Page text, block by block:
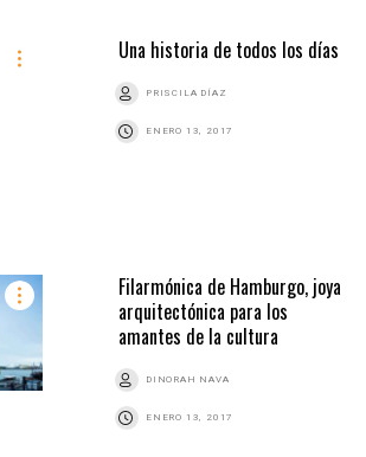
Una historia de todos los días
PRISCILA DÍAZ
ENERO 13, 2017
Filarmónica de Hamburgo, joya
arquitectónica para los
amantes de la cultura
DINORAH NAVA
ENERO 13, 2017